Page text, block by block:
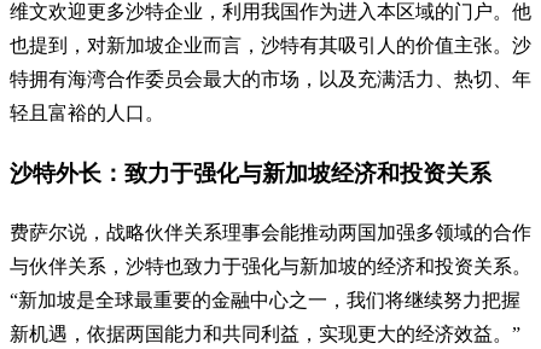
维文欢迎更多沙特企业，利用我国作为进入本区域的门户。他
也提到，对新加坡企业而言，沙特有其吸引人的价值主张。沙
特拥有海湾合作委员会最大的市场，以及充满活力、热切、年
轻且富裕的人口。
沙特外长：致力于强化与新加坡经济和投资关系
费萨尔说，战略伙伴关系理事会能推动两国加强多领域的合作
与伙伴关系，沙特也致力于强化与新加坡的经济和投资关系。
“新加坡是全球最重要的金融中心之一，我们将继续努力把握
新机遇，依据两国能力和共同利益，实现更大的经济效益。”